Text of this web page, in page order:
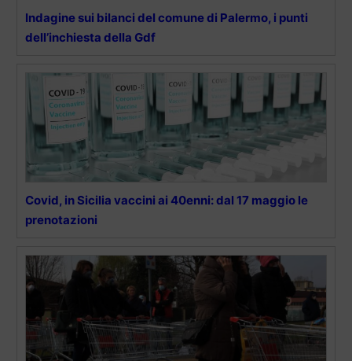
Indagine sui bilanci del comune di Palermo, i punti
dell’inchiesta della Gdf
Covid, in Sicilia vaccini ai 40enni: dal 17 maggio le
prenotazioni